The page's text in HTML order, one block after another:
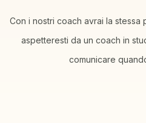
Con i nostri coach avrai la stessa
aspetteresti da un coach in
comunicare